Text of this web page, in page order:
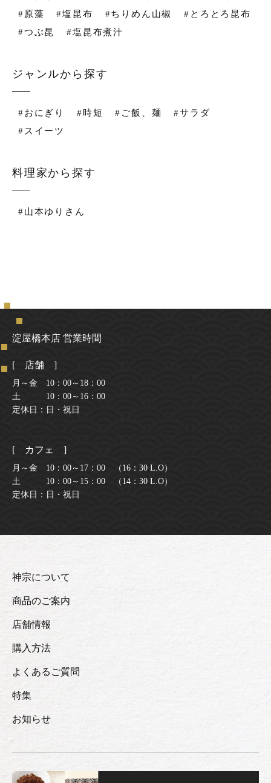
#原藻
#塩昆布 #ちりめん山椒
#とろとろ昆布
#つぶ昆
#塩昆布煮汁
ジャンルから探す
#おにぎり #時短 #ご飯、麺
#サラダ
#スイーツ
料理家から探す
#山本ゆりさん
淀屋橋本店 営業時間
[ 店舗 ]
月～金 10：00～18：00
土 10：00～16：00
定休日：日・祝日
[ カフェ ]
月～金 10：00～17：00 （16：30 L.O）
土 10：00～15：00 （14：30 L.O）
定休日：日・祝日
神宗について
商品のご案内
店舗情報
購入方法
よくあるご質問
特集
お知らせ